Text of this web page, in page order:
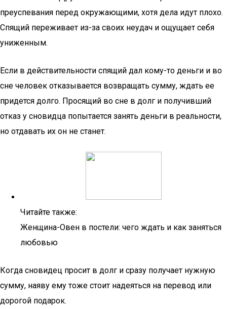
преуспевания перед окружающими, хотя дела идут плохо.
Спящий переживает из-за своих неудач и ощущает себя
униженным.
Если в действительности спящий дал кому-то деньги и во
сне человек отказывается возвращать сумму, ждать ее
придется долго. Просящий во сне в долг и получивший
отказ у сновидца попытается занять деньги в реальности,
но отдавать их он не станет.
Читайте также:
Женщина-Овен в постели: чего ждать и как заняться
любовью
Когда сновидец просит в долг и сразу получает нужную
сумму, наяву ему тоже стоит надеяться на перевод или
дорогой подарок.